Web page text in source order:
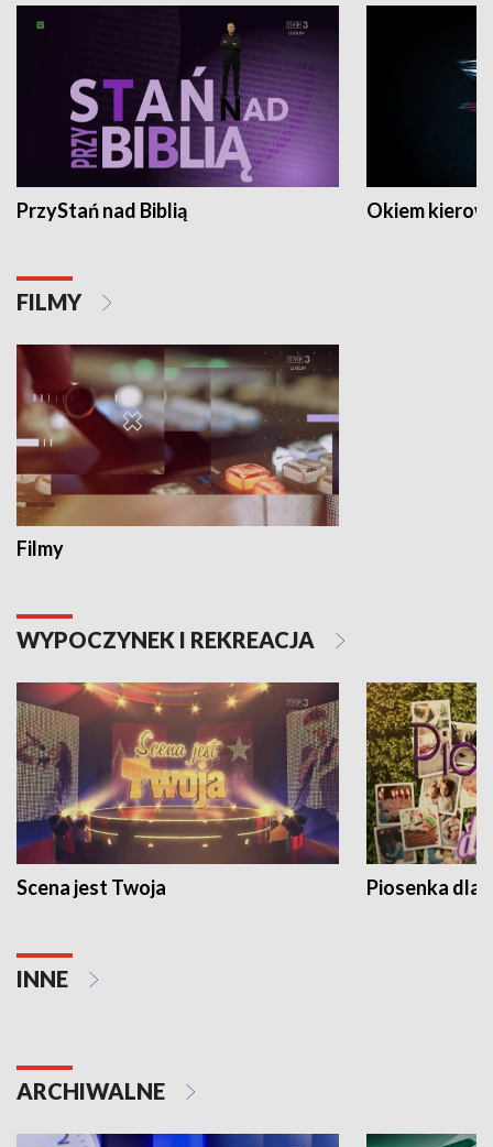
PrzyStań nad Biblią Okiem
FILMY
Filmy
WYPOCZYNEK I REKREACJA
Scena jest Twoja Piosenka dla
INNE
ARCHIWALNE